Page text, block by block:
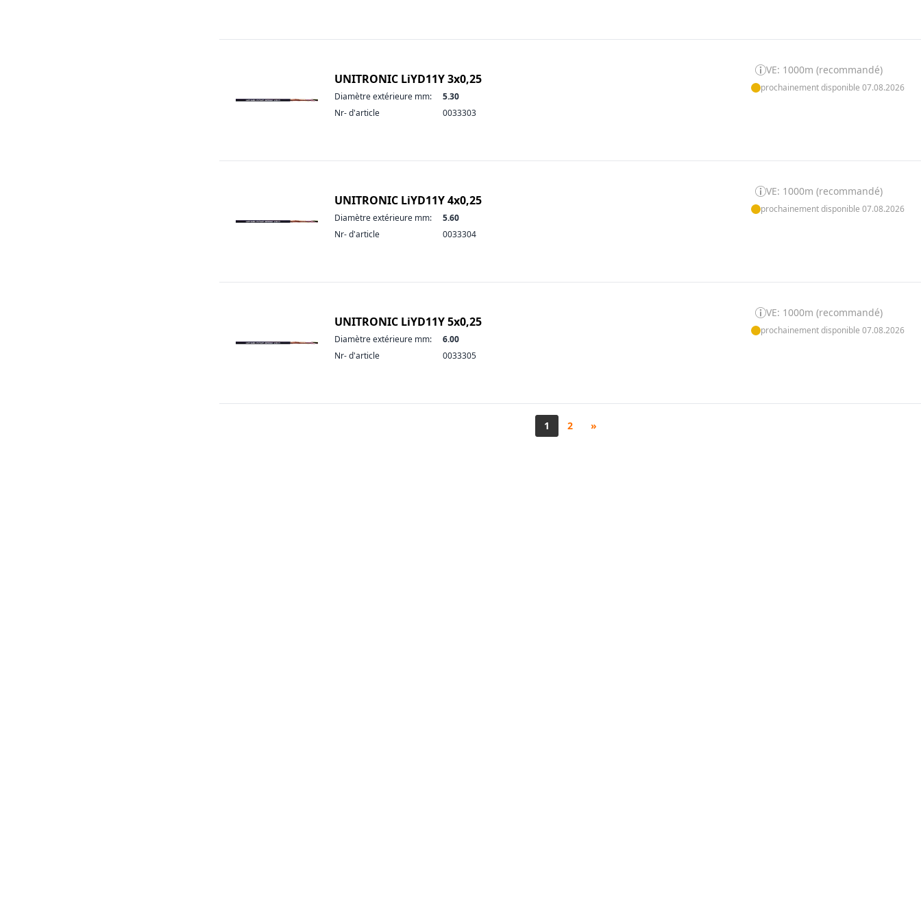
UNITRONIC LiYD11Y 3x0,25
Diamètre extérieure mm:
5.30
Nr- d'article
0033303
VE: 1000m (recommandé)
prochainement disponible 07.08.2026
UNITRONIC LiYD11Y 4x0,25
Diamètre extérieure mm:
5.60
Nr- d'article
0033304
VE: 1000m (recommandé)
prochainement disponible 07.08.2026
UNITRONIC LiYD11Y 5x0,25
Diamètre extérieure mm:
6.00
Nr- d'article
0033305
VE: 1000m (recommandé)
prochainement disponible 07.08.2026
1 2 »